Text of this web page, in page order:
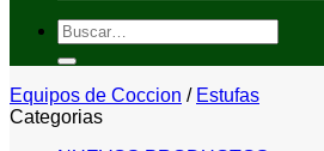
Buscar
por:
Equipos de Coccion / Estufas
Categorias